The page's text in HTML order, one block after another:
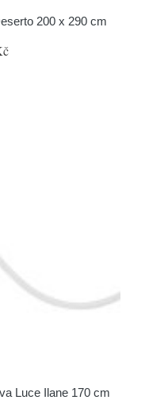
200 x 290 cm
Luce Ilane 170 cm